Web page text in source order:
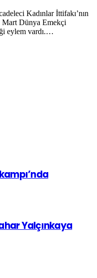
Kadınlar İttifakı’nın
Dünya Emekçi
eylem vardı.…
Yalçınkaya